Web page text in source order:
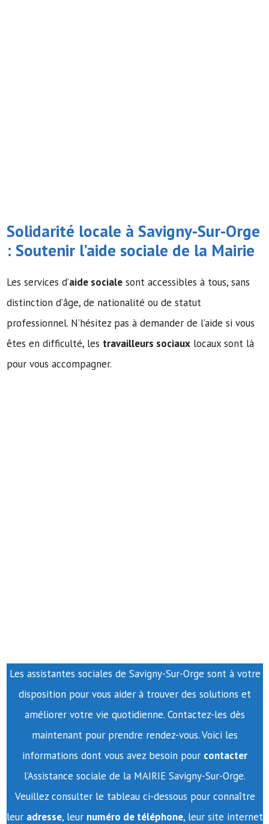
Solidarité locale à Savigny-Sur-Orge
: Soutenir l’aide sociale de la Mairie
Les services d’aide sociale sont accessibles à tous, sans
distinction d’âge, de nationalité ou de statut
professionnel. N’hésitez pas à demander de l’aide si vous
êtes en difficulté, les travailleurs sociaux locaux sont là
pour vous accompagner.
Les assistantes sociales de Savigny-Sur-Orge sont à votre
disposition pour vous aider à trouver des solutions et
améliorer votre vie quotidienne. Contactez-les dès
maintenant pour prendre rendez-vous. Voici les
informations dont vous avez besoin pour contacter
l’Assistance sociale de la MAIRIE Savigny-Sur-Orge.
Veuillez consulter le tableau ci-dessous pour connaître
leur adresse, leur numéro de téléphone, leur site internet